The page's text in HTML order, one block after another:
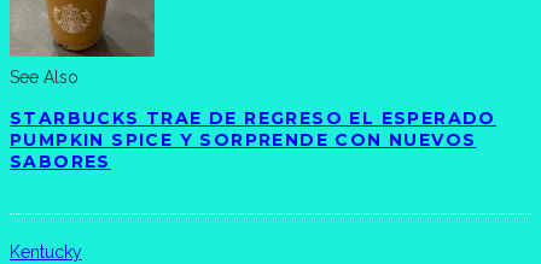
See Also
STARBUCKS TRAE DE REGRESO EL ESPERADO
PUMPKIN SPICE Y SORPRENDE CON NUEVOS
SABORES
Kentucky